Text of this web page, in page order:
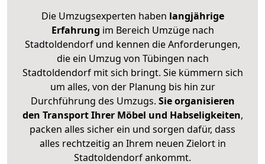
Die Umzugsexperten haben langjährige
Erfahrung im Bereich Umzüge nach
Stadtoldendorf und kennen die Anforderungen,
die ein Umzug von Tübingen nach
Stadtoldendorf mit sich bringt. Sie kümmern sich
um alles, von der Planung bis hin zur
Durchführung des Umzugs. Sie organisieren
den Transport Ihrer Möbel und Habseligkeiten,
packen alles sicher ein und sorgen dafür, dass
alles rechtzeitig an Ihrem neuen Zielort in
Stadtoldendorf ankommt.